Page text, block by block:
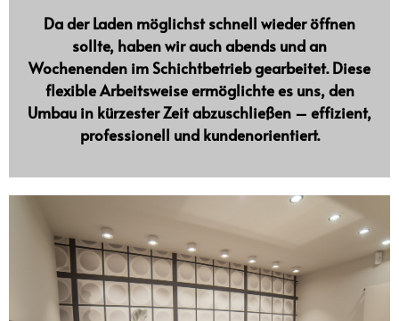
Da der Laden möglichst schnell wieder öffnen
sollte, haben wirauch abends und an
Wochenenden im Schichtbetrieb gearbeitet. Diese
flexible Arbeitsweise ermöglichte es uns, den
Umbau in kürzester Zeit abzuschließen – effizient,
professionell und kundenorientiert.